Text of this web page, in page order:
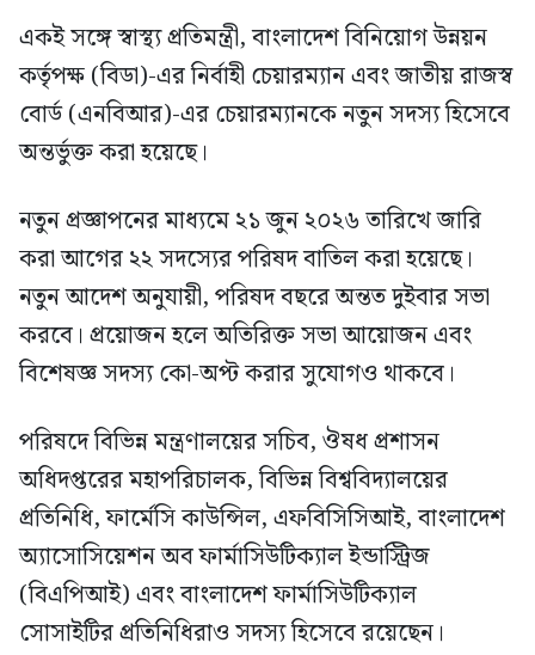
একই সঙ্গে স্বাস্থ্য প্রতিমন্ত্রী, বাংলাদেশ বিনিয়োগ উন্নয়ন
কর্তৃপক্ষ (বিডা)-এর নির্বাহী চেয়ারম্যান এবং জাতীয় রাজস্ব
বোর্ড (এনবিআর)-এর চেয়ারম্যানকে নতুন সদস্য হিসেবে
অন্তর্ভুক্ত করা হয়েছে।
নতুন প্রজ্ঞাপনের মাধ্যমে ২১ জুন ২০২৬ তারিখে জারি
করা আগের ২২ সদস্যের পরিষদ বাতিল করা হয়েছে।
নতুন আদেশ অনুযায়ী, পরিষদ বছরে অন্তত দুইবার সভা
করবে। প্রয়োজন হলে অতিরিক্ত সভা আয়োজন এবং
বিশেষজ্ঞ সদস্য কো-অপ্ট করার সুযোগও থাকবে।
পরিষদে বিভিন্ন মন্ত্রণালয়ের সচিব, ঔষধ প্রশাসন
অধিদপ্তরের মহাপরিচালক, বিভিন্ন বিশ্ববিদ্যালয়ের
প্রতিনিধি, ফার্মেসি কাউন্সিল, এফবিসিসিআই, বাংলাদেশ
অ্যাসোসিয়েশন অব ফার্মাসিউটিক্যাল ইন্ডাস্ট্রিজ
(বিএপিআই) এবং বাংলাদেশ ফার্মাসিউটিক্যাল
সোসাইটির প্রতিনিধিরাও সদস্য হিসেবে রয়েছেন।